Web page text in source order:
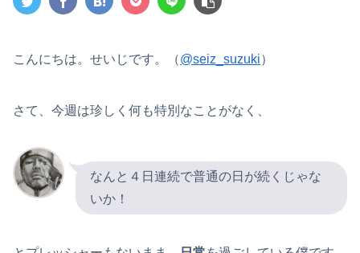
こんにちは。せいじです。（@seiz_suzuki）
さて、今週は珍しく何も特別なことがなく、
なんと４日連続で普通の日が続くじゃな
いか！